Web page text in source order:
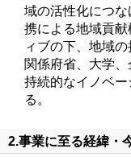
域の活性化につ
携による地域貢
ィブの下、地域
関係府省、大学
持続的なイノベ
る。
2.事業に至る経緯・